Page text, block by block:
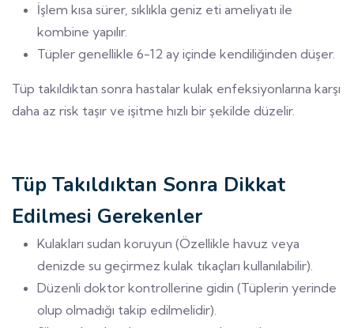
İşlem kısa sürer, sıklıkla geniz eti ameliyatı ile
kombine yapılır.
Tüpler genellikle 6-12 ay içinde kendiliğinden düşer.
Tüp takıldıktan sonra hastalar kulak enfeksiyonlarına karşı
daha az risk taşır ve işitme hızlı bir şekilde düzelir.
Tüp Takıldıktan Sonra Dikkat
Edilmesi Gerekenler
Kulakları sudan koruyun (Özellikle havuz veya
denizde su geçirmez kulak tıkaçları kullanılabilir).
Düzenli doktor kontrollerine gidin (Tüplerin yerinde
olup olmadığı takip edilmelidir).